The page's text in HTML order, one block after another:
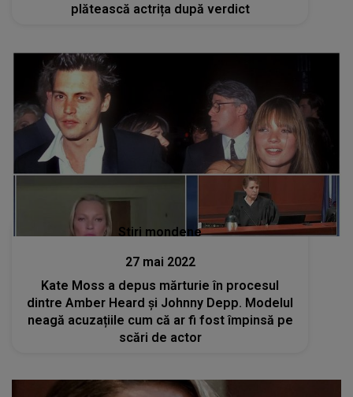
plătească actrița după verdict
Stiri mondene
27 mai 2022
Kate Moss a depus mărturie în procesul
dintre Amber Heard și Johnny Depp. Modelul
neagă acuzațiile cum că ar fi fost împinsă pe
scări de actor